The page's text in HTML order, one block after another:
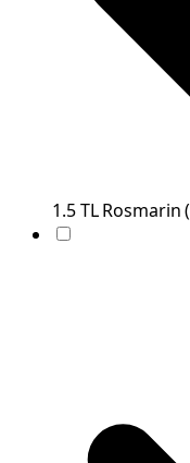
1.5TL Rosmarin (